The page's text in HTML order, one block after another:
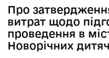
Про
витрат щодо
проведення в
Новорічних